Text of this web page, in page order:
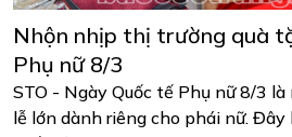
Nhộn nhịp thị trường quà
Phụ nữ 8/3
STO - Ngày Quốc tế Phụ nữ 8/3
lễ lớn dành riêng cho phái nữ.